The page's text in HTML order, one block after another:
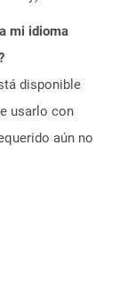
mi idioma
disponible
usarlo con
aún no